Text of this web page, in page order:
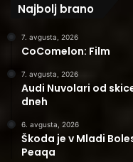
Najbolj brano
7. avgusta, 2026
CoComelon: Film
7. avgusta, 2026
Audi Nuvolari od
dneh
6. avgusta, 2026
Škoda je v Mladi
Peaqa